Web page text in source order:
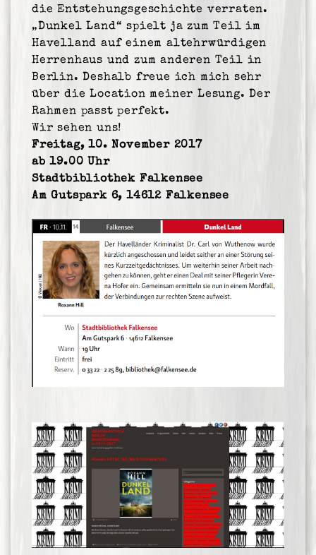
die Entstehungsgeschichte verraten.
„Dunkel Land“ spielt ja zum Teil im
Havelland auf einem altehrwürdigen
Herrenhaus und zum anderen Teil in
Berlin. Deshalb freue ich mich sehr
über die Location meiner Lesung. Der
Rahmen passt perfekt.
Wir sehen uns!
Freitag, 10. November 2017
ab 19.00 Uhr
Stadtbibliothek Falkensee
Am Gutspark 6, 14612 Falkensee